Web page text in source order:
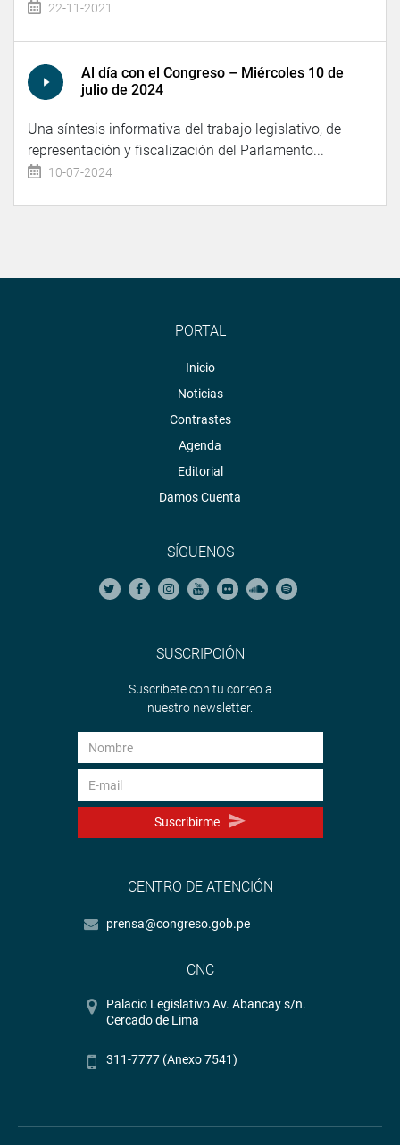
22-11-2021
Al día con el Congreso – Miércoles 10 de
julio de 2024
Una síntesis informativa del trabajo legislativo, de
representación y fiscalización del Parlamento...
10-07-2024
PORTAL
Inicio
Noticias
Contrastes
Agenda
Editorial
Damos Cuenta
SÍGUENOS
SUSCRIPCIÓN
Suscríbete con tu correo a
nuestro newsletter.
Suscribirme
CENTRO DE ATENCIÓN
prensa@congreso.gob.pe
CNC
Palacio Legislativo Av. Abancay s/n.
Cercado de Lima
311-7777 (Anexo 7541)